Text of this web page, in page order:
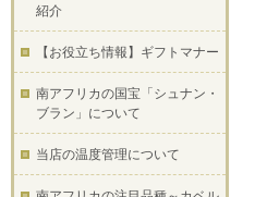
紹介
【お役立ち情報】ギフトマナー
南アフリカの国宝「シュナン・
ブラン」について
当店の温度管理について